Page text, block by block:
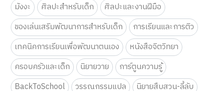
มังงะ
ศิลปะสำหรับเด็ก
ศิลปะและงานฝีมือ
ของเล่นเสริมพัฒนาการสำหรับเด็ก
การเรียนและการติว
เทคนิคการเรียนเพื่อพัฒนาตนเอง
หนังสือจิตวิทยา
ครอบครัวและเด็ก
นิยายวาย
การ์ตูนความรู้
BackToSchool
วรรณกรรมแปล
นิยายสืบสวน-ลี้ลับ